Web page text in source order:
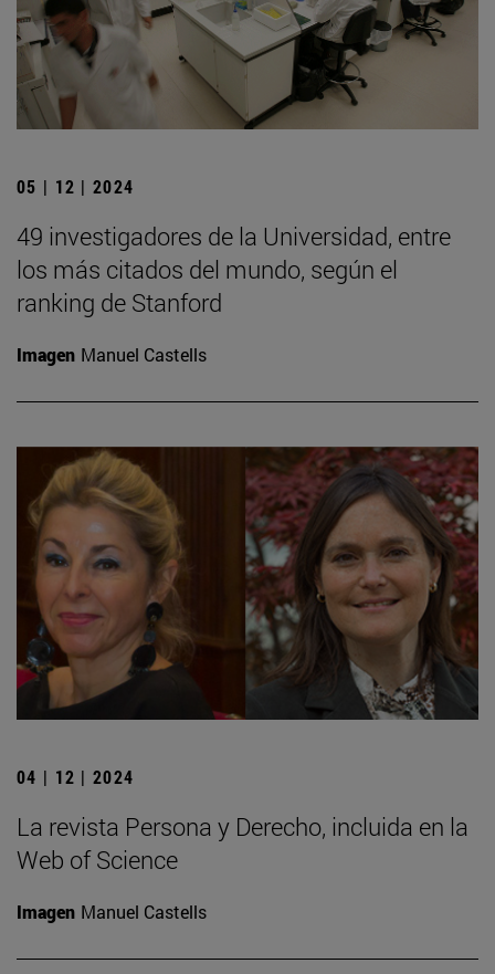
05 | 12 | 2024
49 investigadores de la Universidad, entre
los más citados del mundo, según el
ranking de Stanford
Imagen Manuel Castells
04 | 12 | 2024
La revista Persona y Derecho, incluida en la
Web of Science
Imagen Manuel Castells